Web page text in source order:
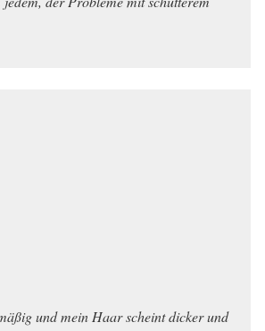
und mein Haar scheint dicker und